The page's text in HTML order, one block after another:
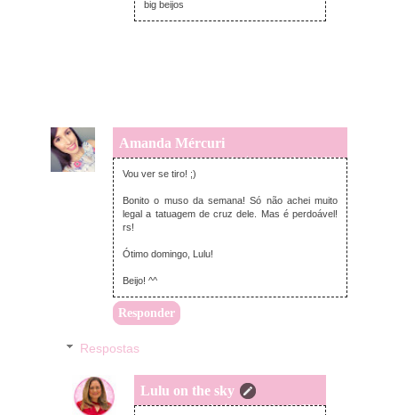
big beijos
Amanda Mércuri
domingo, novembro 09, 2014
Vou ver se tiro! ;)
Bonito o muso da semana! Só não achei muito
legal a tatuagem de cruz dele. Mas é perdoável!
rs!
Ótimo domingo, Lulu!
Beijo! ^^
Responder
Respostas
Lulu on the sky
domingo, novembro 09, 2014